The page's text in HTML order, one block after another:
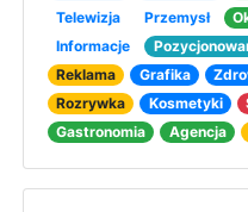
Telewizja
Przemysł
Informacje
Reklama
Grafika
Rozrywka
Kosmetyki
Gastronomia
Agencja